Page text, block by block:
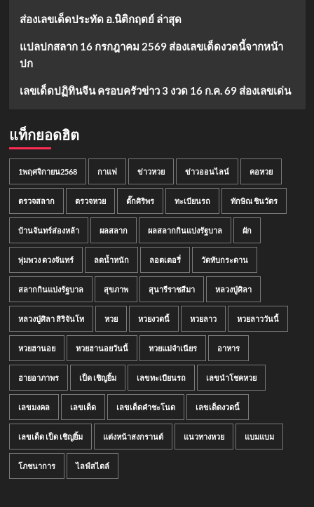
ส่องเลขเด็ดประทัด อ.นิติกฤตย์ ล่าสุด
แปลปกสลาก 16 กรกฎาคม 2569 ส่องเลขเด็ดงวดนี้จากหน้า
ปก
เลขเด็ดปฏิทินจีน ครอบครัวข่าว 3 งวด 16 ก.ค. 69 ส่องเลขเด่น
แท็กยอดฮิต
1พฤศจิกายน2568 กาแฟ ข่าวหวย ข่าวออนไลน์ คอหวย
ตรวจสลาก ตรวจหวย ตั๊กศิริพร ทะเบียนรถ ทักษิณ ชินวัตร
บ้านจันทร์ส่องหล้า ผลสลาก ผลสลากกินแบ่งรัฐบาล ผัก
พุ่มพวง ดวงจันทร์ ลดน้ำหนัก ลอตเตอรี่ วัดทับกระดาน
สลากกินแบ่งรัฐบาล สุขภาพ สุนารีราชสีมา หลวงปู่ศิลา
หลวงปู่ศิลา สิริจันโท หวย หวยงวดนี้ หวยลาว หวยลาววันนี้
หวยฮานอย หวยฮานอยวันนี้ หวยแม่จำเนียร อาหาร
ฮายอาภาพร เป็ด เชิญยิ้ม เลขทะเบียนรถ เลขนำโชคหวย
เลขมงคล เลขเด็ด เลขเด็ดคำชะโนด เลขเด็ดงวดนี้
เลขเด็ด เป็ด เชิญยิ้ม แต่งหน้าสงกรานต์ แนวทางหวย แบมแบม
โภชนาการ ไลฟ์สไตล์